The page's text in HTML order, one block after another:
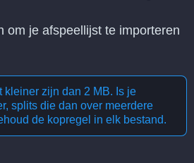
om je afspeellijst te importeren
kleiner zijn dan 2 MB. Is je
splits die dan over meerdere
de kopregel in elk bestand.